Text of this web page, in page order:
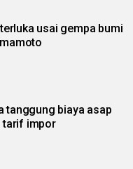
usai gempa bumi
tanggung biaya asap
tarif impor